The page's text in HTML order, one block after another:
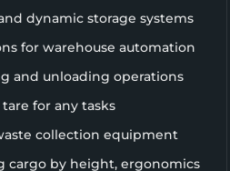
dynamic storage systems
for warehouse automation
and unloading operations
tare for any tasks
collection equipment
cargo by height, ergonomics